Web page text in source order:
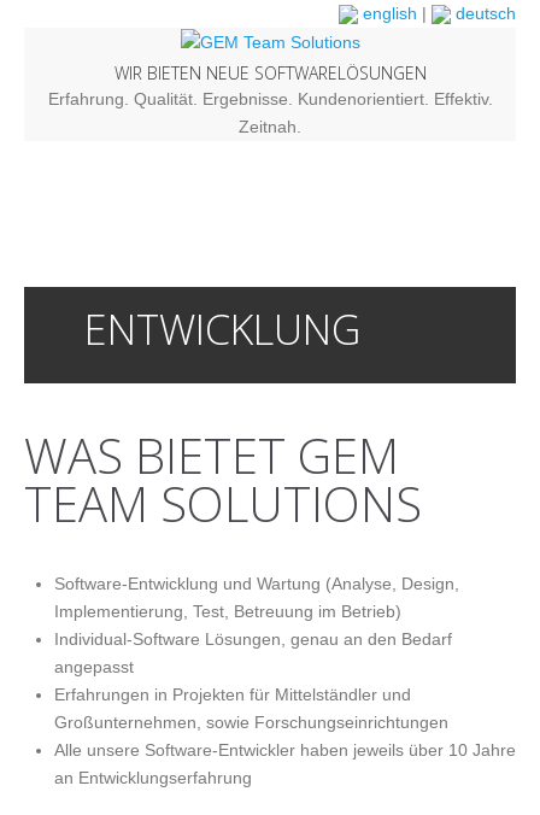
english | deutsch
WIR BIETEN NEUE SOFTWARELÖSUNGEN
Erfahrung. Qualität. Ergebnisse. Kundenorientiert. Effektiv.
Zeitnah.
ENTWICKLUNG
WAS BIETET GEM
TEAM SOLUTIONS
Software-Entwicklung und Wartung (Analyse, Design,
Implementierung, Test, Betreuung im Betrieb)
Individual-Software Lösungen, genau an den Bedarf
angepasst
Erfahrungen in Projekten für Mittelständler und
Großunternehmen, sowie Forschungseinrichtungen
Alle unsere Software-Entwickler haben jeweils über 10 Jahre
an Entwicklungserfahrung